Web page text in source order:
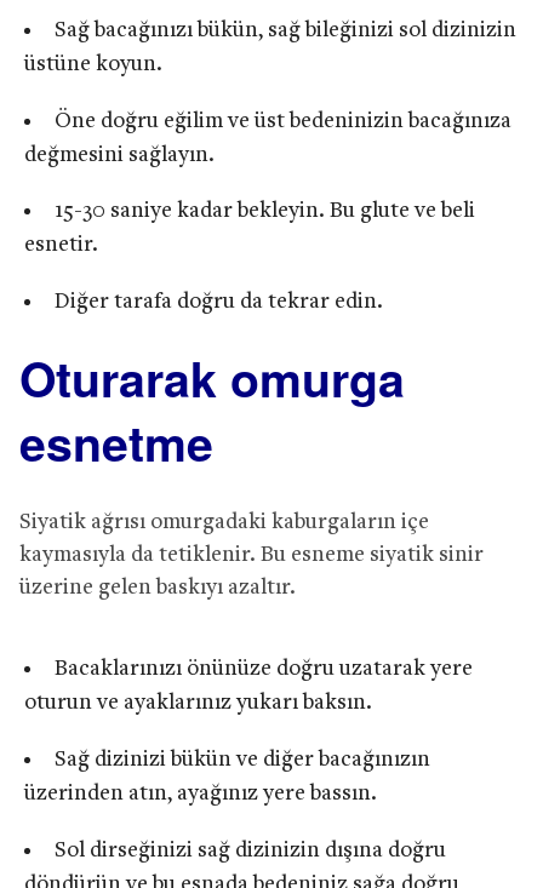
Sağ bacağınızı bükün, sağ bileğinizi sol dizinizin
üstüne koyun.
Öne doğru eğilim ve üst bedeninizin bacağınıza
değmesini sağlayın.
15-30 saniye kadar bekleyin. Bu glute ve beli
esnetir.
Diğer tarafa doğru da tekrar edin.
Oturarak omurga
esnetme
Siyatik ağrısı omurgadaki kaburgaların içe
kaymasıyla da tetiklenir. Bu esneme siyatik sinir
üzerine gelen baskıyı azaltır.
Bacaklarınızı önünüze doğru uzatarak yere
oturun ve ayaklarınız yukarı baksın.
Sağ dizinizi bükün ve diğer bacağınızın
üzerinden atın, ayağınız yere bassın.
Sol dirseğinizi sağ dizinizin dışına doğru